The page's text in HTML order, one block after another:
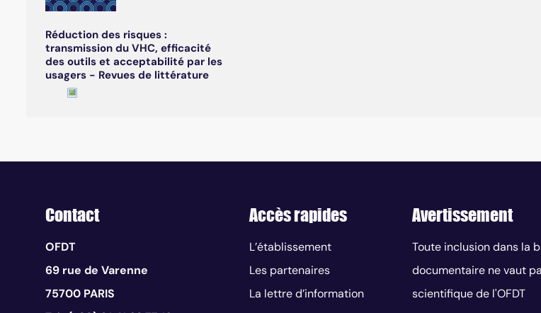
Réduction des risques :
transmission du VHC, efficacité
des outils et acceptabilité par les
usagers - Revues de littérature
Contact
OFDT
69 rue de Varenne
75700 PARIS
Accès rapides
L’établissement
Les partenaires
La lettre d’information
Avertissement
Toute inclusion dans la
documentaire ne vaut
scientifique de l'OFDT